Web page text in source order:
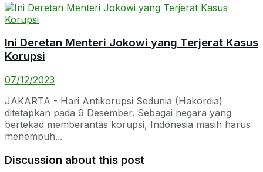
Ini Deretan Menteri Jokowi yang Terjerat Kasus
Korupsi
07/12/2023
JAKARTA - Hari Antikorupsi Sedunia (Hakordia)
ditetapkan pada 9 Desember. Sebagai negara yang
bertekad memberantas korupsi, Indonesia masih harus
menempuh...
Discussion about this post